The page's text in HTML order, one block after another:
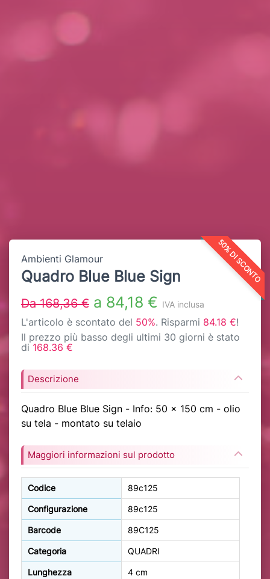
50% DI SCONTO
Ambienti Glamour
Quadro Blue Blue Sign
Da 168,36 € a 84,18 € IVA inclusa
L'articolo è scontato del 50%. Risparmi 84.18 €!
Il prezzo più basso degli ultimi 30 giorni è stato
di 168.36 €
Descrizione
Quadro Blue Blue Sign - Info: 50 x 150 cm - olio
su tela - montato su telaio
Maggiori informazioni sul prodotto
Codice 89c125
Configurazione 89c125
Barcode 89C125
Categoria QUADRI
Lunghezza 4 cm